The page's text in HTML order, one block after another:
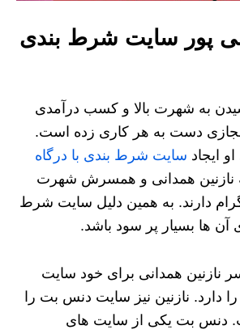
پور سایت شرط بندی
به شهرت بالا و کسب درآمدی
دست به هر کاری زده است.
ایجاد سایت شرط بندی با درگاه
نازنین همدانی و همسرش شهرت
دارند. به همین دلیل سایت شرط
آن ها بسیار پر سود باشد.
نازنین همدانی برای خود سایت
دارد. نازنین نیز سایت دنس بت را
دنس بت یکی از سایت های